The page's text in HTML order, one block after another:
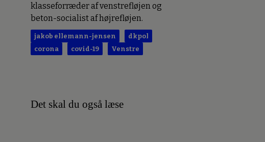
klasseforræder af venstrefløjen og
beton-socialist af højrefløjen.
jakob ellemann-jensen
dkpol
corona
covid-19 Venstre
Det skal du også læse